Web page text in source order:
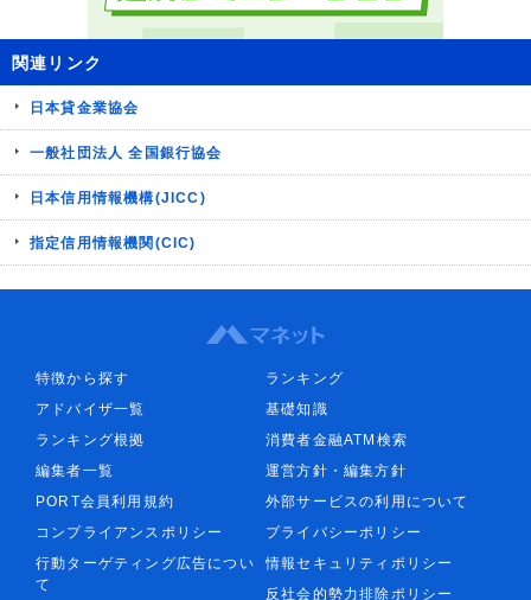
関連リンク
日本貸金業協会
一般社団法人 全国銀行協会
日本信用情報機構(JICC)
指定信用情報機関(CIC)
特徴から探す
ランキング
アドバイザ一覧
基礎知識
ランキング根拠
消費者金融ATM検索
編集者一覧
運営方針・編集方針
PORT会員利用規約
外部サービスの利用について
コンプライアンスポリシー
プライバシーポリシー
行動ターゲティング広告につい
て
情報セキュリティポリシー
反社会的勢力排除ポリシー